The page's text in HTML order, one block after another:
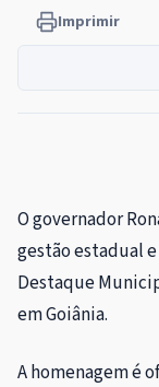
Imprimir
O governador
gestão estadual
Destaque
em Goiânia.
A homenagem é